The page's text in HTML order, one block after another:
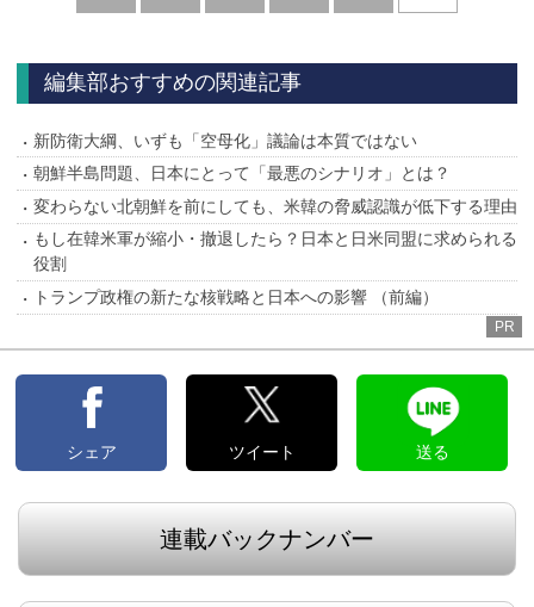
編集部おすすめの関連記事
新防衛大綱、いずも「空母化」議論は本質ではない
朝鮮半島問題、日本にとって「最悪のシナリオ」とは？
変わらない北朝鮮を前にしても、米韓の脅威認識が低下する理由
もし在韓米軍が縮小・撤退したら？日本と日米同盟に求められる
役割
トランプ政権の新たな核戦略と日本への影響 （前編）
PR
シェア ツイート 送る
連載バックナンバー